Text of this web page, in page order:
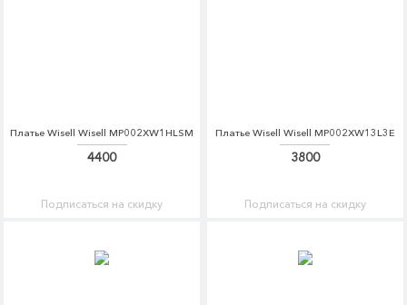
Платье Wisell Wisell MP002XW1HLSM
4400
Подписаться на скидку
Платье Wisell Wisell MP002XW13L3E
3800
Подписаться на скидку